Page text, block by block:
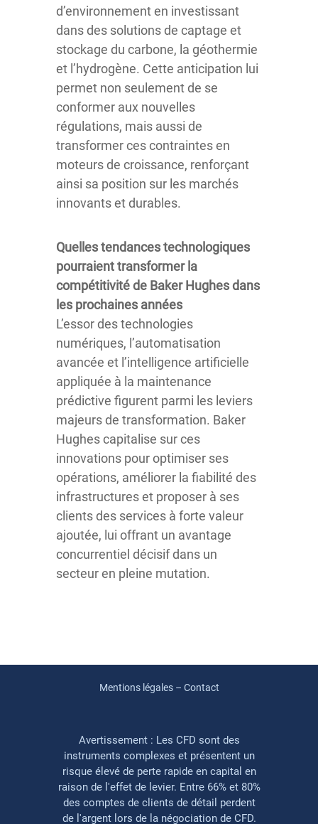
d’environnement en investissant
dans des solutions de captage et
stockage du carbone, la géothermie
et l’hydrogène. Cette anticipation lui
permet non seulement de se
conformer aux nouvelles
régulations, mais aussi de
transformer ces contraintes en
moteurs de croissance, renforçant
ainsi sa position sur les marchés
innovants et durables.
Quelles tendances technologiques
pourraient transformer la
compétitivité de Baker Hughes dans
les prochaines années
L’essor des technologies
numériques, l’automatisation
avancée et l’intelligence artificielle
appliquée à la maintenance
prédictive figurent parmi les leviers
majeurs de transformation. Baker
Hughes capitalise sur ces
innovations pour optimiser ses
opérations, améliorer la fiabilité des
infrastructures et proposer à ses
clients des services à forte valeur
ajoutée, lui offrant un avantage
concurrentiel décisif dans un
secteur en pleine mutation.
Mentions légales – Contact
Avertissement : Les CFD sont des
instruments complexes et présentent un
risque élevé de perte rapide en capital en
raison de l'effet de levier. Entre 66% et 80%
des comptes de clients de détail perdent
de l'argent lors de la négociation de CFD.